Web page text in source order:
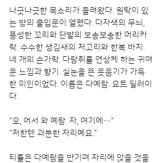
나긋나긋한 목소리가 들려왔다. 원탁이 있
는 방의 출입문이 열렸다. 다자색의 무늬,
풍성한 꼬리와 단발의 보송보송한 머리카
락. 수수한 생김새의 저고리와 한복 바지.
네 개의 손가락. 다람쥐를 연상케 하는 귀여
운 느낌과 향기. 실눈을 뜬 웃음기가 가득
한 미인이었다. 이름은 다예람. 요트 딜러이
다.
“오, 어서 와 예람. 자, 여기에…”
“저한텐 과분한 자리예요.”
티틀은 다예람을 반기며 자리에 앉을 것을